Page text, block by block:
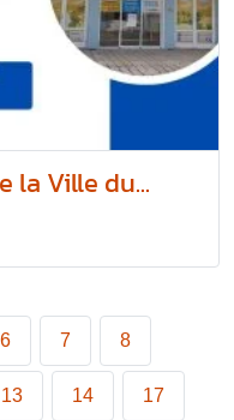
la Ville du...
6 7 8
13 14 17